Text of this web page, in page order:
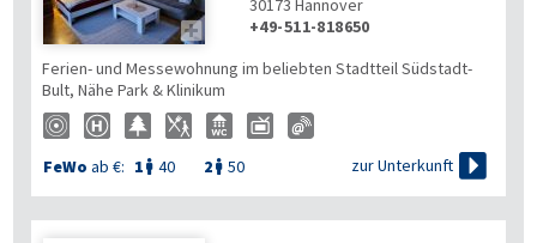

30173 Hannover
+49-511-818650
FeWo ab €: 1  40 2  50
Ferien- und Messewohnung im beliebten Stadtteil Südstadt-
Bult, Nähe Park & Klinikum
zur Unterkunft 